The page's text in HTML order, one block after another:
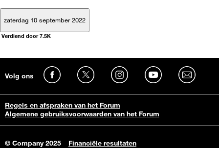
zaterdag 10 september 2022
Verdiend door 7.5K
Volg ons
Regels en afspraken van het Forum
Algemene gebruiksvoorwaarden van het Forum
© Company 2025
Financiële resultaten